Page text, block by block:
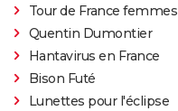
Tour de France femmes
Quentin Dumontier
Hantavirus en France
Bison Futé
Lunettes pour l'éclipse